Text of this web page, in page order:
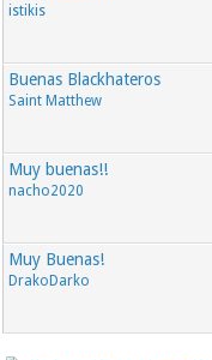
istikis
Buenas Blackhateros
Saint Matthew
Muy buenas!!
nacho2020
Muy Buenas!
DrakoDarko